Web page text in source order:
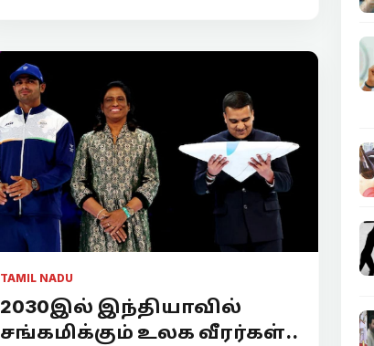
TAMIL NADU
2030இல் இந்தியாவில்
சங்கமிக்கும் உலக வீரர்கள்..